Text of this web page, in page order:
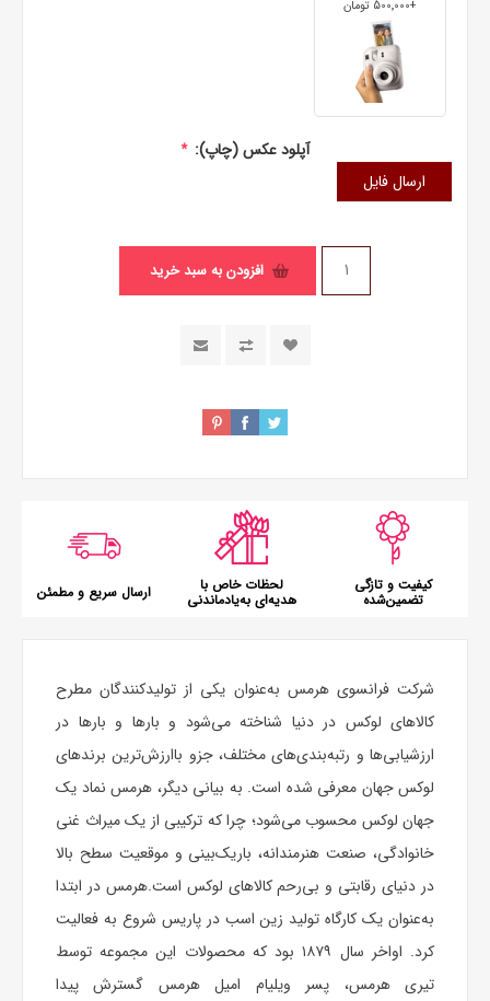
+500٬000 تومان
آپلود عکس (چاپ): *
ارسال فایل
افزودن به سبد خرید
کیفیت و تازگی
تضمین‌شده
لحظات خاص با
هدیه‌ای به‌یادماندنی ارسال سریع و مطمئن
شرکت فرانسوی هرمس به‌عنوان یکی از تولیدکنندگان مطرح
کالاهای لوکس در دنیا شناخته می‌شود و بارها و بارها در
ارزشیابی‌ها و رتبه‌بندی‌های مختلف، جزو باارزش‌ترین برندهای
لوکس جهان معرفی شده است. به بیانی دیگر، هرمس نماد یک
جهان لوکس محسوب می‌شود؛ چرا که ‌ترکیبی از یک میراث غنی
خانوادگی، صنعت هنرمندانه، باریک‌بینی و موقعیت سطح بالا
در دنیای رقابتی و بی‌رحم کالاهای لوکس است.هرمس در ابتدا
به‌عنوان یک کارگاه تولید زین اسب در پاریس شروع به فعالیت
کرد. اواخر سال ۱۸۷۹ بود که محصولات این مجموعه توسط
تیری هرمس، پسر ویلیام امیل هرمس گسترش پیدا